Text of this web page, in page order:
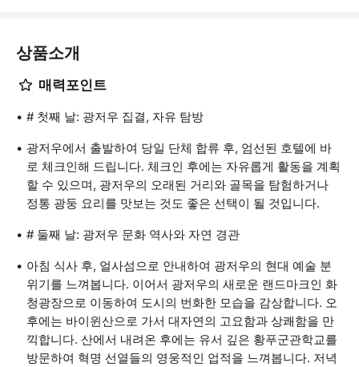
상품소개
매력포인트
# 첫째 날: 광저우 집결, 자유 탐방
광저우에서 출발하여 당일 단체 합류 후, 엄선된 호텔에 바
로 체크인해 드립니다. 체크인 후에는 자유롭게 활동을 계획
할 수 있으며, 광저우의 오래된 거리와 골목을 탐험하거나
정통 광둥 요리를 맛보는 것도 좋은 선택이 될 것입니다.
# 둘째 날: 광저우 문화 역사와 자연 경관
아침 식사 후, 얼사섬으로 안내하여 광저우의 현대 예술 분
위기를 느껴봅니다. 이어서 광저우의 새로운 랜드마크인 화
청광장으로 이동하여 도시의 번화한 모습을 감상합니다. 오
후에는 바이윈산으로 가서 대자연의 고요함과 상쾌함을 만
끽합니다. 산에서 내려온 후에는 유서 깊은 황푸군관학교를
방문하여 혁명 선열들의 영웅적인 업적을 느껴봅니다. 저녁